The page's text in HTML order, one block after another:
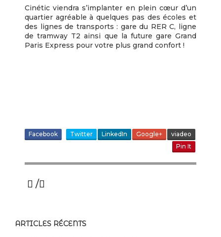
Cinétic viendra s’implanter en plein cœur d’un
quartier agréable à quelques pas des écoles et
des lignes de transports : gare du RER C, ligne
de tramway T2 ainsi que la future gare Grand
Paris Express pour votre plus grand confort !
Facebook Twitter LinkedIn Google+
viadeo
Pin It
/
ARTICLES RÉCENTS